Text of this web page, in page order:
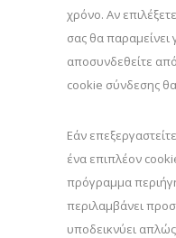
χρόνο. Αν
σας θα παραμείνει
αποσυνδεθείτε
cookie σύνδεσης
Εάν
ένα επιπλέον
πρόγραμμα
περιλαμβάνει
υποδεικνύει